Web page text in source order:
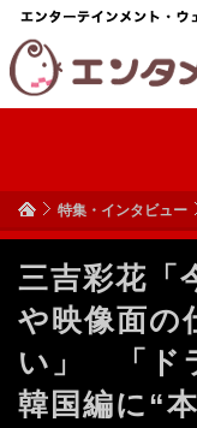
特集・インタビュー
三吉彩花「
や映像面の
い」 「ド
韓国編に“